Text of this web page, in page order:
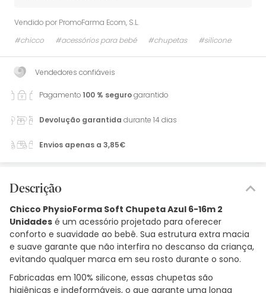
Vendido por PromoFarma Ecom, S.L.
#chicco
#acessórios para bebé #chupetas #silicone
Vendedores confiáveis
Pagamento100 % segurogarantido
Devolução garantida durante 14 dias
Envios apenas a 3,85€
Descrição
Chicco PhysioForma Soft Chupeta Azul 6-16m 2
Unidades é um acessório projetado para oferecer
conforto e suavidade ao bebê. Sua estrutura extra macia
e suave garante que não interfira no descanso da criança,
evitando qualquer marca em seu rosto durante o sono.
Fabricadas em 100% silicone, essas chupetas são
higiênicas e indeformáveis, o que garante uma longa